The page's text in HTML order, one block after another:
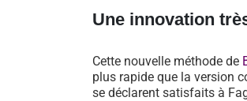
Une innovation
Cette nouvelle méthode de
plus rapide que la version
se déclarent satisfaits à